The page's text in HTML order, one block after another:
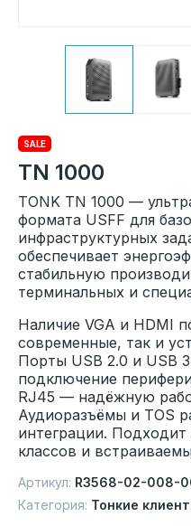
SALE
TN 1000
TONK TN 1000 —
формата USFF для
инфраструктурных
обеспечивает
стабильную
терминальных и
Наличие VGA и HDMI
современные, так и
Порты USB 2.0 и USB
подключение
RJ45 — надёжную
Аудиоразъёмы и TOS
интеграции.
классов и
Артикул: R3568-02-008-
Категория: Тонкие